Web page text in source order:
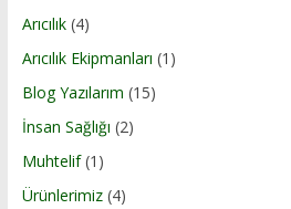
Arıcılık(4)
Arıcılık Ekipmanları (1)
Blog Yazılarım (15)
İnsan Sağlığı (2)
Muhtelif(1)
Ürünlerimiz(4)